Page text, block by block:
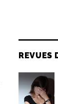
REVUES